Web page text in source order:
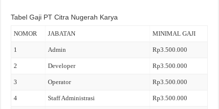
Tabel Gaji PT Citra Nugerah Karya
NOMOR JABATAN MINIMAL GAJI
1 Admin Rp3.500.000
2 Developer Rp3.500.000
3 Operator Rp3.500.000
4 Staff Administrasi Rp3.500.000